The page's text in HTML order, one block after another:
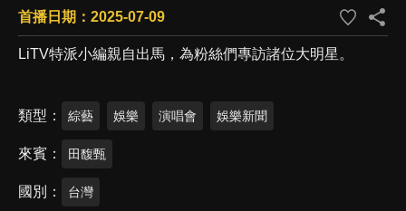
首播日期：2025-07-09
LiTV特派小編親自出馬，為粉絲們專訪諸位大明星。
類型 綜藝 娛樂 演唱會 娛樂新聞
來賓 田馥甄
國別 台灣